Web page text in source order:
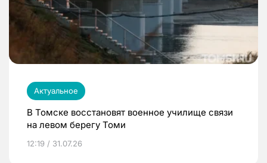
Актуальное
В Томске восстановят военное училище связи
на левом берегу Томи
12:19 / 31.07.26